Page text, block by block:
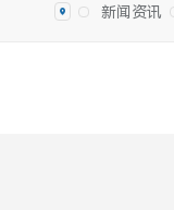
新闻资讯